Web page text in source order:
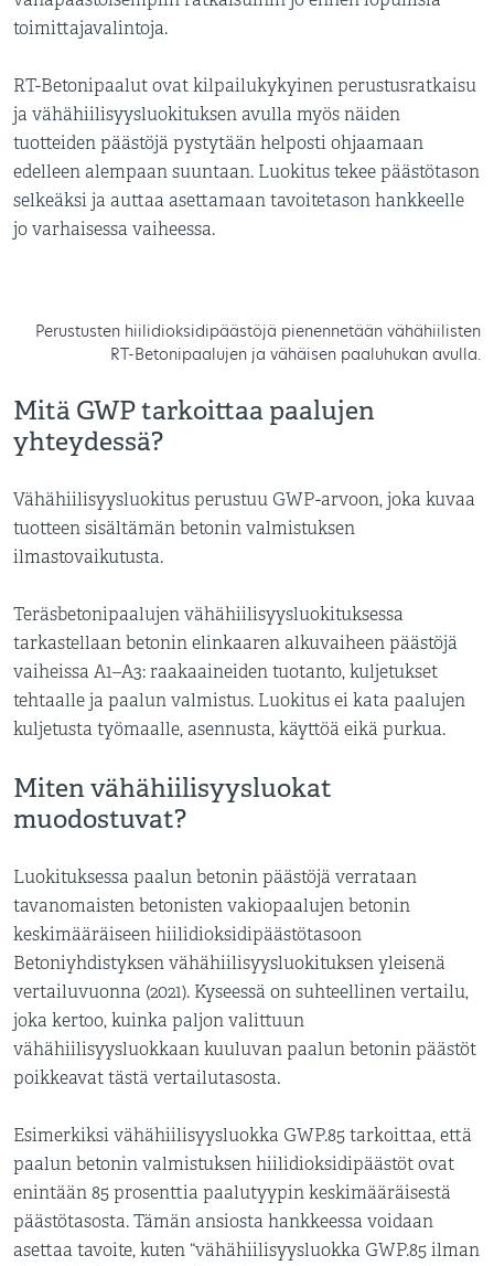
toimittajavalintoja.
RT-Betonipaalut ovat kilpailukykyinen perustusratkaisu
ja vähähiilisyysluokituksen avulla myös näiden
tuotteiden päästöjä pystytään helposti ohjaamaan
edelleen alempaan suuntaan. Luokitus tekee päästötason
selkeäksi ja auttaa asettamaan tavoitetason hankkeelle
jo varhaisessa vaiheessa.
Perustusten hiilidioksidipäästöjä pienennetään vähähiilisten
RT-Betonipaalujen ja vähäisen paaluhukan avulla.
Mitä GWP tarkoittaa paalujen
yhteydessä?
Vähähiilisyysluokitus perustuu GWP-arvoon, joka kuvaa
tuotteen sisältämän betonin valmistuksen
ilmastovaikutusta.
Teräsbetonipaalujen vähähiilisyysluokituksessa
tarkastellaan betonin elinkaaren alkuvaiheen päästöjä
vaiheissa A1–A3: raakaaineiden tuotanto, kuljetukset
tehtaalle ja paalun valmistus. Luokitus ei kata paalujen
kuljetusta työmaalle, asennusta, käyttöä eikä purkua.
Miten vähähiilisyysluokat
muodostuvat?
Luokituksessa paalun betonin päästöjä verrataan
tavanomaisten betonisten vakiopaalujen betonin
keskimääräiseen hiilidioksidipäästötasoon
Betoniyhdistyksen vähähiilisyysluokituksen yleisenä
vertailuvuonna (2021). Kyseessä on suhteellinen vertailu,
joka kertoo, kuinka paljon valittuun
vähähiilisyysluokkaan kuuluvan paalun betonin päästöt
poikkeavat tästä vertailutasosta.
Esimerkiksi vähähiilisyysluokka GWP.85 tarkoittaa, että
paalun betonin valmistuksen hiilidioksidipäästöt ovat
enintään 85 prosenttia paalutyypin keskimääräisestä
päästötasosta. Tämän ansiosta hankkeessa voidaan
asettaa tavoite, kuten “vähähiilisyysluokka GWP.85 ilman